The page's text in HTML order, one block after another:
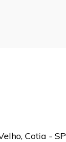
Cotia - SP